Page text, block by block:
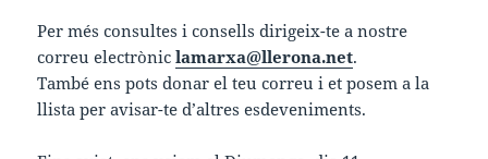
Per més consultes i consells dirigeix-te a nostre
correu electròniclamarxa@llerona.net.
També ens pots donar el teu correu i et posem a la
llista per avisar-te d’altres esdeveniments.